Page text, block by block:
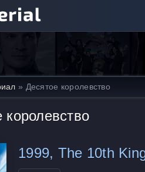
» Десятое королевство
королевство
1999, The 10th